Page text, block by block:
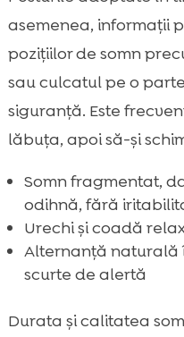
asemenea, informații
pozițiilor de somn
sau culcatul pe o
siguranță. Este
lăbuța, apoi să-și
Somn fragmentat,
odihnă, fără
Urechi și coadă
Alternanță naturală
scurte de alertă
Durata și calitatea